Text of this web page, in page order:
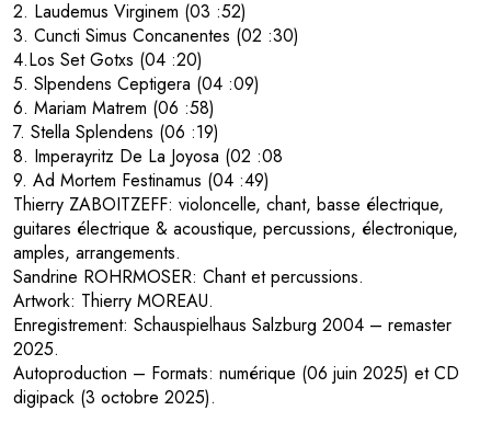
2. Laudemus Virginem (03 :52)
3. Cuncti Simus Concanentes (02 :30)
4.Los Set Gotxs (04 :20)
5. Slpendens Ceptigera (04 :09)
6. Mariam Matrem (06 :58)
7. Stella Splendens (06 :19)
8. Imperayritz De La Joyosa (02 :08
9. Ad Mortem Festinamus (04 :49)
Thierry ZABOITZEFF: violoncelle, chant, basse électrique,
guitares électrique & acoustique, percussions, électronique,
amples, arrangements.
Sandrine ROHRMOSER: Chant et percussions.
Artwork: Thierry MOREAU.
Enregistrement: Schauspielhaus Salzburg 2004 – remaster
2025.
Autoproduction – Formats: numérique (06 juin 2025) et CD
digipack (3 octobre 2025).